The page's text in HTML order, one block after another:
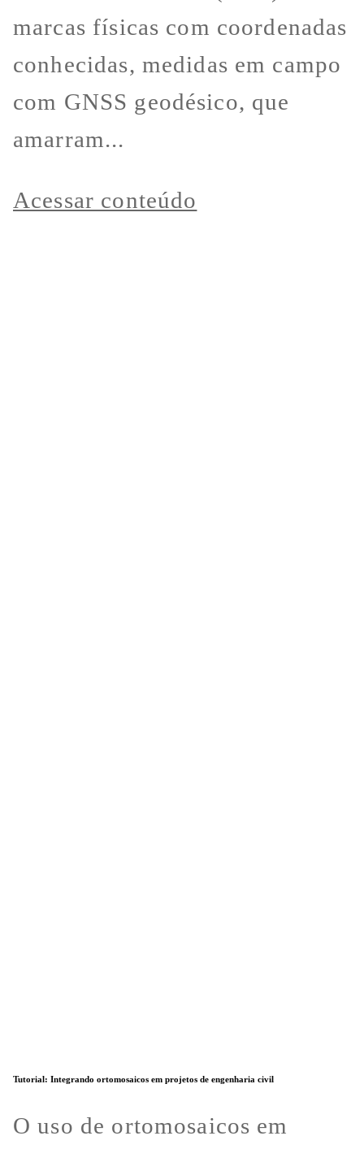
marcas físicas com coordenadas
conhecidas, medidas em campo
com GNSS geodésico, que
amarram...
Acessar conteúdo
Tutorial: Integrando ortomosaicos em projetos de engenharia civil
O uso de ortomosaicos em